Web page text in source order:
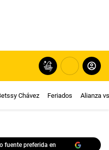
Chávez Feriados Alianza
fuente preferida en